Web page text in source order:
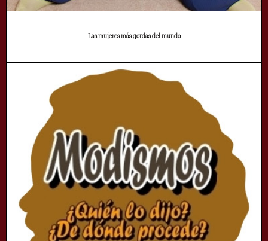
Las mujeres más gordas del mundo